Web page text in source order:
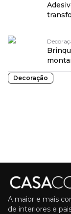
Decoração
A maior e mais
de interiores e